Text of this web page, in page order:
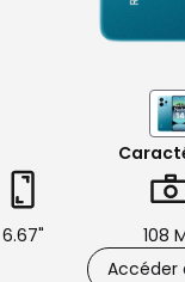
6.67" 108
Accéder